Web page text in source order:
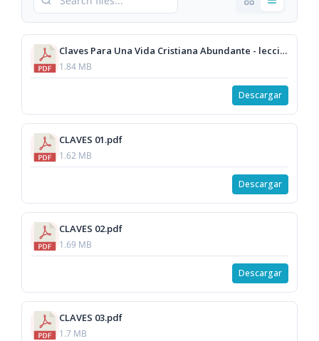
Claves Para Una Vida Cristiana Abundante - lecciones y recursos (todo).pdf
1.84 MB
Descargar
CLAVES 01.pdf
1.62 MB
Descargar
CLAVES 02.pdf
1.69 MB
Descargar
CLAVES 03.pdf
1.7 MB